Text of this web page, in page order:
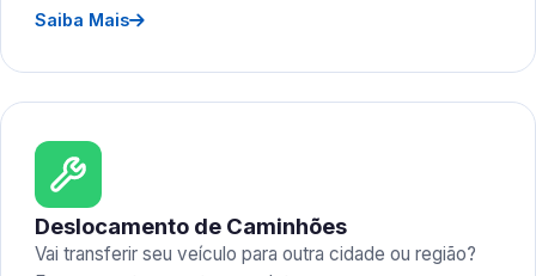
Saiba Mais
Deslocamento de Caminhões
Vai transferir seu veículo para outra cidade ou região?